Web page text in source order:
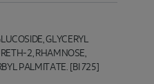
GLYCERYL
2, RHAMNOSE,
PALMITATE. [BI 725]